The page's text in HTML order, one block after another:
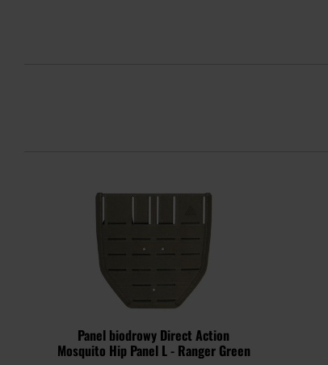
Panel biodrowy Direct Action
Mosquito Hip Panel L - Ranger Green